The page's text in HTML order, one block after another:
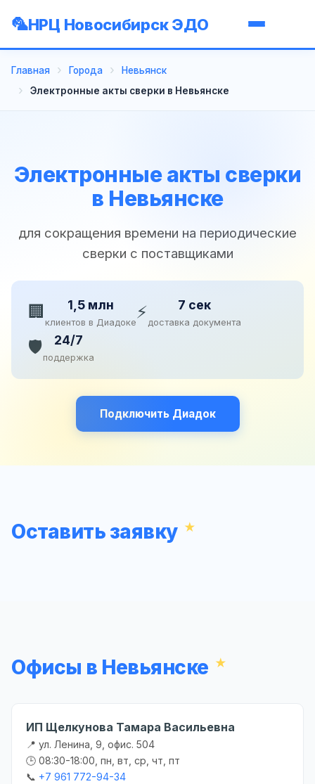
НРЦ Новосибирск ЭДО
Главная Города
Невьянск
Электронные акты сверки в Невьянске
Электронные акты сверки
в Невьянске
для сокращения времени на периодические
сверки с поставщиками
🏢 1,5 млн
клиентов в Диадоке⚡ 7 сек
доставка документа
🛡️ 24/7
поддержка
Подключить Диадок
Оставить заявку
Офисы в Невьянске
ИП Щелкунова Тамара Васильевна
📍 ул. Ленина, 9, офис. 504
🕒 08:30-18:00, пн, вт, ср, чт, пт
📞 +7 961 772-94-34